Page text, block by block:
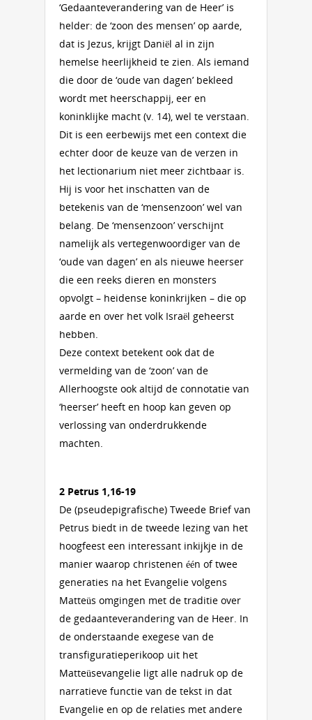
‘Gedaanteverandering van de Heer’ is
helder: de ‘zoon des mensen’ op aarde,
dat is Jezus, krijgt Daniël al in zijn
hemelse heerlijkheid te zien. Als iemand
die door de ‘oude van dagen’ bekleed
wordt met heerschappij, eer en
koninklijke macht (v. 14), wel te verstaan.
Dit is een eerbewijs met een context die
echter door de keuze van de verzen in
het lectionarium niet meer zichtbaar is.
Hij is voor het inschatten van de
betekenis van de ‘mensenzoon’ wel van
belang. De ‘mensenzoon’ verschijnt
namelijk als vertegenwoordiger van de
‘oude van dagen’ en als nieuwe heerser
die een reeks dieren en monsters
opvolgt – heidense koninkrijken – die op
aarde en over het volk Israël geheerst
hebben.
Deze context betekent ook dat de
vermelding van de ‘zoon’ van de
Allerhoogste ook altijd de connotatie van
‘heerser’ heeft en hoop kan geven op
verlossing van onderdrukkende
machten.
2 Petrus 1,16-19
De (pseudepigrafische) Tweede Brief van
Petrus biedt in de tweede lezing van het
hoogfeest een interessant inkijkje in de
manier waarop christenen één of twee
generaties na het Evangelie volgens
Matteüs omgingen met de traditie over
de gedaanteverandering van de Heer. In
de onderstaande exegese van de
transfiguratieperikoop uit het
Matteüsevangelie ligt alle nadruk op de
narratieve functie van de tekst in dat
Evangelie en op de relaties met andere